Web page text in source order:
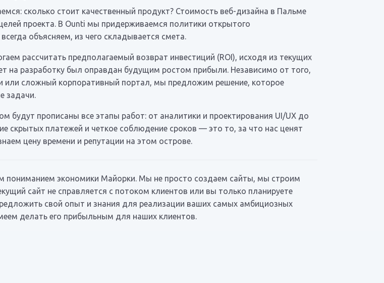
сколько стоит качественный продукт? Стоимость веб-дизайна в Пальме
проекта. В Ounti мы придерживаемся политики открытого
объясняем, из чего складывается смета.
рассчитать предполагаемый возврат инвестиций (ROI), исходя из текущих
на разработку был оправдан будущим ростом прибыли. Независимо от того,
или сложный корпоративный портал, мы предложим решение, которое
задачи.
прописаны все этапы работ: от аналитики и проектирования UI/UX до
скрытых платежей и четкое соблюдение сроков — это то, за что нас ценят
цену времени и репутации на этом острове.
пониманием экономики Майорки. Мы не просто создаем сайты, мы строим
сайт не справляется с потоком клиентов или вы только планируете
свой опыт и знания для реализации ваших самых амбициозных
делать его прибыльным для наших клиентов.